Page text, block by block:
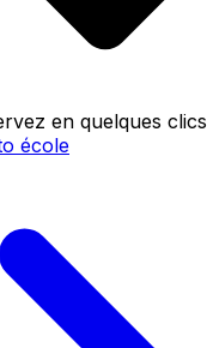
en quelques clics
école